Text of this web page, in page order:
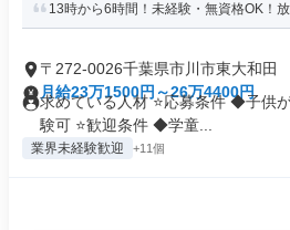
13時から6時間！未経験・無資格OK！
〒272-0026千葉県市川市東大和田
月給23万1500円～26万4400円
求めている人材 ⭐応募条件 ◆子供
験可 ⭐歓迎条件 ◆学童...
業界未経験歓迎 +11個